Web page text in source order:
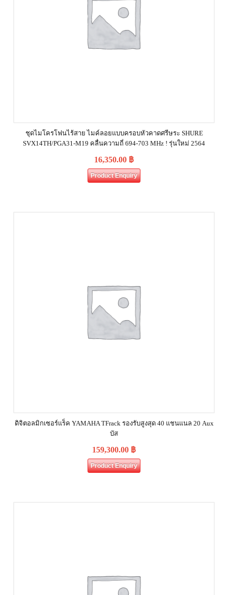
ชุดไมโครโฟนไร้สาย ไมค์ลอยแบบครอบหัวคาดศรีษระ SHURE
SVX14TH/PGA31-M19 คลื่นความถี่ 694-703 MHz ! รุ่นใหม่ 2564
16,350.00 ฿
Product Enquiry
ดิจิตอลมิกเซอร์แร็ค YAMAHA TFrack รองรับสูงสุด 40 แชนแนล 20 Aux
บัส
159,300.00 ฿
Product Enquiry